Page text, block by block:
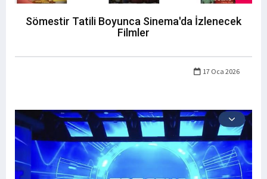
Sömestir Tatili Boyunca Sinema'da İzlenecek
Filmler
17 Oca 2026